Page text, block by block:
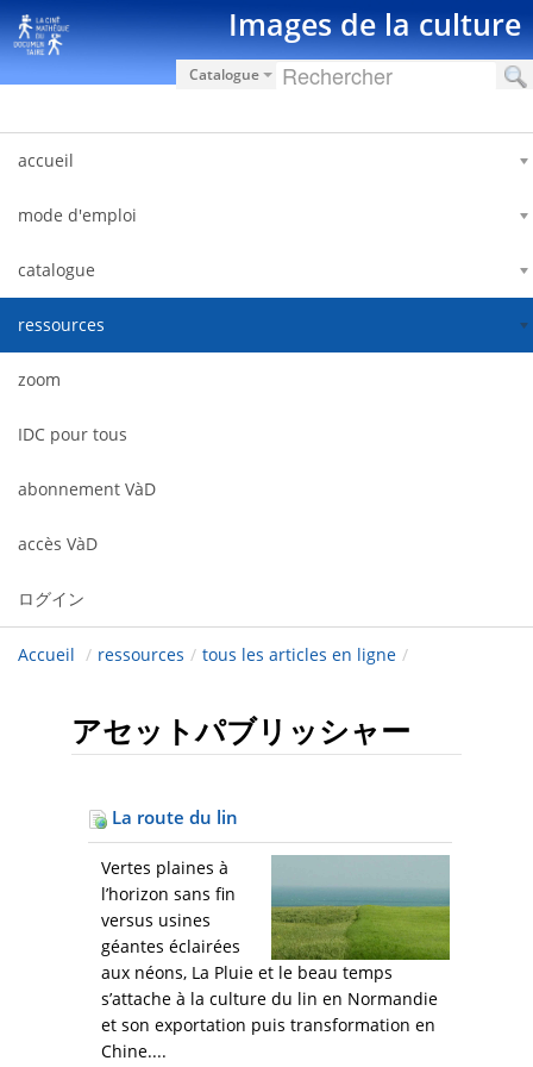
内容へスキップ Images de la culture
Catalogue
accueil
mode d'emploi
catalogue
ressources
zoom
IDC pour tous
abonnement VàD
accès VàD
ログイン
Accueil / ressources / tous les articles en ligne /
アセットパブリッシャー
La route du lin
Vertes plaines à
l’horizon sans fin
versus usines
géantes éclairées
aux néons, La Pluie et le beau temps
s’attache à la culture du lin en Normandie
et son exportation puis transformation en
Chine....